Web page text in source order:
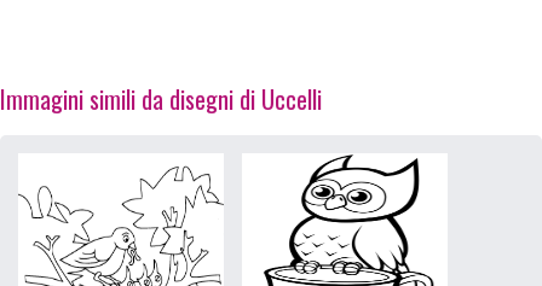
Immagini simili da disegni di Uccelli